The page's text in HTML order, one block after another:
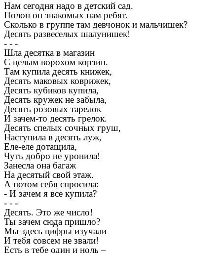
Нам сегодня надо в детский сад.
Полон он знакомых нам ребят.
Сколько в группе там девчонок и мальчишек?
Десять развеселых шалунишек!
- - -
Шла десятка в магазин
С целым ворохом корзин.
Там купила десять книжек,
Десять маковых коврижек,
Десять кубиков купила,
Десять кружек не забыла,
Десять розовых тарелок
И зачем-то десять грелок.
Десять спелых сочных груш,
Наступила в десять луж,
Еле-еле дотащила,
Чуть добро не уронила!
Занесла она багаж
На десятый свой этаж.
А потом себя спросила:
- И зачем я все купила?
- - -
Десять. Это же число!
Ты зачем сюда пришло?
Мы здесь цифры изучали
И тебя совсем не звали!
Есть в тебе один и ноль –